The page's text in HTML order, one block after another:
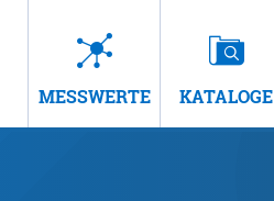
MESSWERTE KATALOGE